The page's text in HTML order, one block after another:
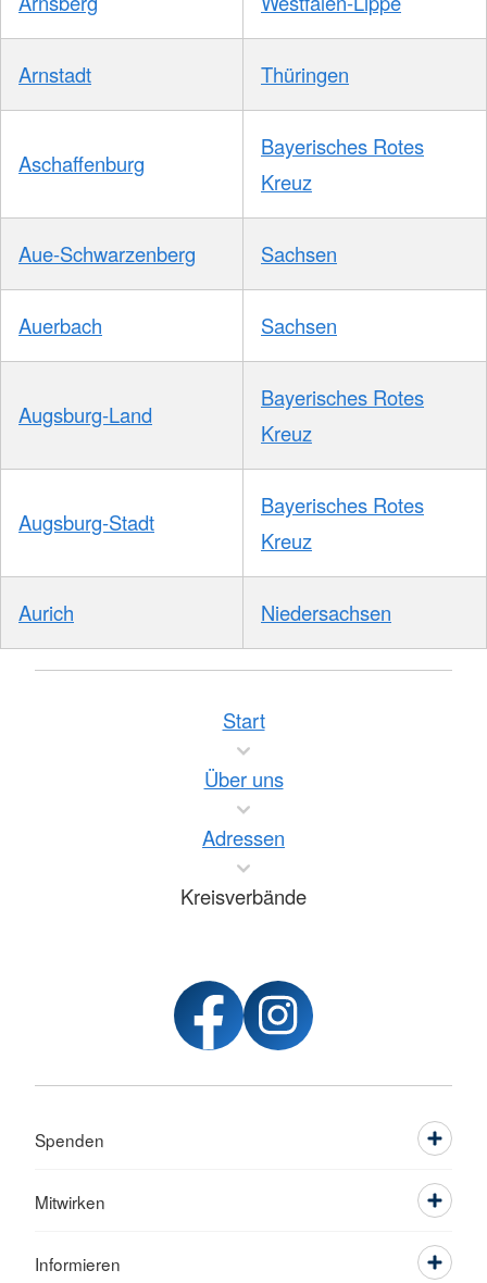
Arnstadt Thüringen
Aschaffenburg
Bayerisches Rotes
Kreuz
Aue-Schwarzenberg Sachsen
Auerbach Sachsen
Augsburg-Land
Bayerisches Rotes
Kreuz
Augsburg-Stadt
Bayerisches Rotes
Kreuz
Aurich Niedersachsen
Start
Über uns
Adressen
Kreisverbände
Spenden
Mitwirken
Informieren